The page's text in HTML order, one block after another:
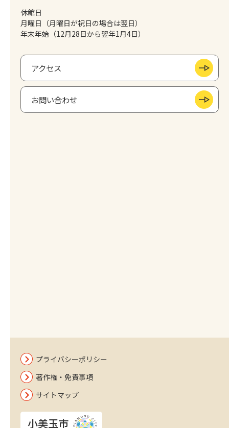
休館日
月曜日（月曜日が祝日の場合は翌日）
年末年始（12月28日から翌年1月4日）
アクセス
お問い合わせ
プライバシーポリシー
著作権・免責事項
サイトマップ